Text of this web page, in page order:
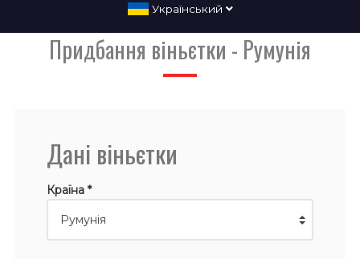
Український
Придбання віньєтки - Румунія
Дані віньєтки
Країна *